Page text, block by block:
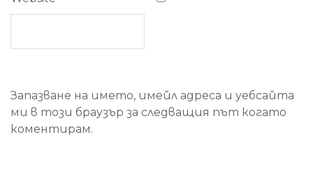
Запазване на името, имейл адреса и уебсайта
ми в този браузър за следващия път когато
коментирам.